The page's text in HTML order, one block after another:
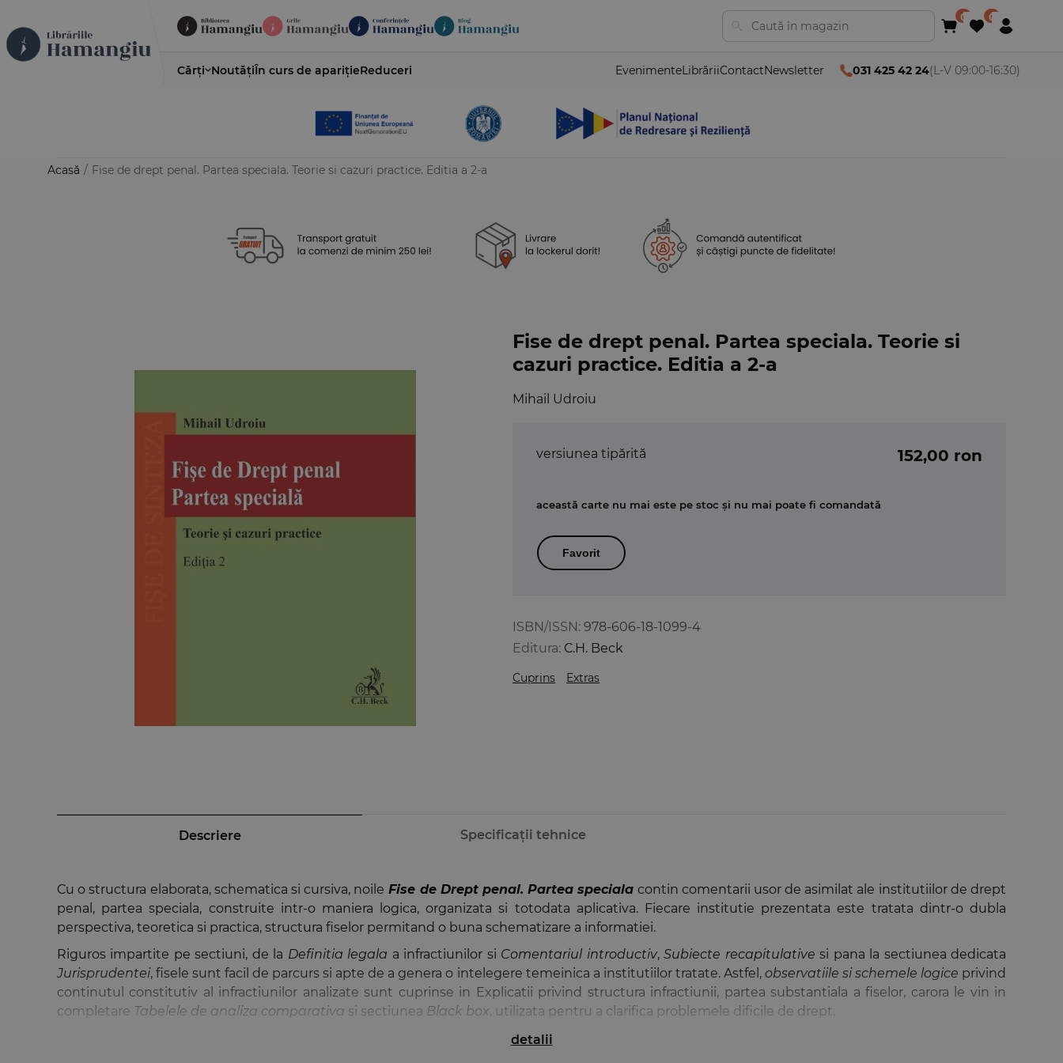
Cărți NoutățiÎn curs de aparițieReduceri EvenimenteLibrăriiContactNewsletter 031 425 42 24(L-V 09:00-16:30)
Acasă / Fise de drept penal. Partea speciala. Teorie si cazuri practice. Editia a 2-a
Fise de drept penal. Partea speciala. Teorie si
cazuri practice. Editia a 2-a
Mihail Udroiu
ISBN/ISSN: 978-606-18-1099-4
Editura: C.H. Beck
Cuprins Extras
versiunea tipărită 152,00 ron
această carte nu mai este pe stoc și nu mai poate fi comandată
Favorit
Descriere Specificații tehnice
Cu o structura elaborata, schematica si cursiva, noile Fise de Drept penal. Partea speciala contin comentarii usor de asimilat ale institutiilor de drept
penal, partea speciala, construite intr-o maniera logica, organizata si totodata aplicativa. Fiecare institutie prezentata este tratata dintr-o dubla
perspectiva, teoretica si practica, structura fiselor permitand o buna schematizare a informatiei.
Riguros impartite pe sectiuni, de la Definitia legala a infractiunilor si Comentariul introductiv,Subiecte recapitulative si pana la sectiunea dedicata
Jurisprudentei, fisele sunt facil de parcurs si apte de a genera o intelegere temeinica a institutiilor tratate. Astfel, observatiile si schemele logice privind
continutul constitutiv al infractiunilor analizate sunt cuprinse in Explicatii privind structura infractiunii, partea substantiala a fiselor, carora le vin in
completare Tabelele de analiza comparativa si sectiunea Black box, utilizata pentru a clarifica problemele dificile de drept.
In vederea evidentierii celor mai profunde confuzii si pentru indicarea sensului corect care trebuie retinut sau pentru lamurirea unor notiuni de baza,
detalii